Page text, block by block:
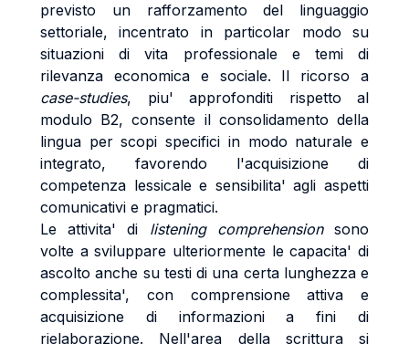
previsto un rafforzamento del linguaggio
settoriale, incentrato in particolar modo su
situazioni di vita professionale e temi di
rilevanza economica e sociale. Il ricorso a
case-studies, piu' approfonditi rispetto al
modulo B2, consente il consolidamento della
lingua per scopi specifici in modo naturale e
integrato, favorendo l'acquisizione di
competenza lessicale e sensibilita' agli aspetti
comunicativi e pragmatici.
Le attivita' di listening comprehensionsono
volte a sviluppare ulteriormente le capacita' di
ascolto anche su testi di una certa lunghezza e
complessita', con comprensione attiva e
acquisizione di informazioni a fini di
rielaborazione. Nell'area della scrittura si